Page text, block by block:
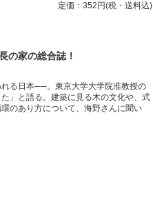
定価：352円(税・送料込)
の家の総合誌！
る日本──。東京大学大学院准教授の
」と語る。建築に見る木の文化や、式
のあり方について、海野さんに聞い